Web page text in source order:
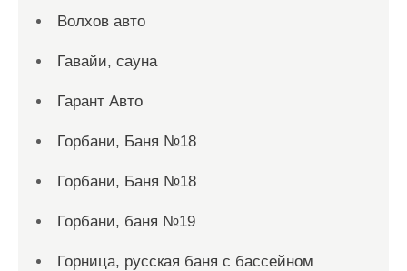
Волхов авто
Гавайи, сауна
Гарант Авто
Горбани, Баня №18
Горбани, Баня №18
Горбани, баня №19
Горница, русская баня с бассейном